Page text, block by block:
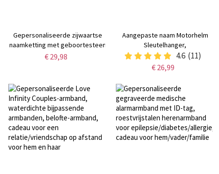
Gepersonaliseerde zijwaartse
naamketting met geboortesteen
in hartvorm, damessieraden,
vriendin
€ 29,98
Aangepaste naam Motorhelm
Sleutelhanger,
Gepersonaliseerde Biker
Sleutelhanger met Monogram,
Verjaardag/Vaderdag Cadeau
voor
Biker/Motorrijder/Vriend/Mannen/
4.6 (11)
€ 26,99